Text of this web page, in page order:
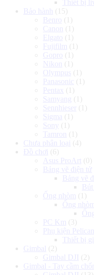
Thiết bị
Bảo hành
(15)
Benro (1)
Canon
(1)
Elgato (1)
Fujifilm (1)
Gopro (1)
Nikon
(1)
Olympus (1)
Panasonic (1)
Pentax (1)
Samyang (1)
Sennhieser
(1)
Sigma (1)
Sony (1)
Tamron
(1)
Chưa phân loại (4)
Đồ chơi (6)
Asus ProArt (0)
Bảng vẽ điện tử
Bảng vẽ
Ống nhòm (1)
Ống
PC Km (3)
Phụ kiện Pelican
Thiết bị
Gimbal (2)
Gimbal DJI (2)
Gimbal - Tay cầm